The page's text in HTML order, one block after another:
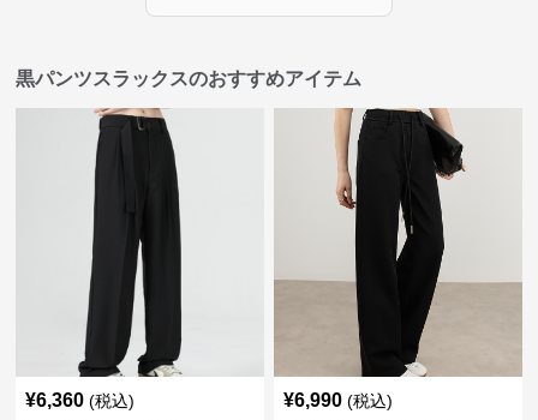
黒パンツスラックスのおすすめアイテム
¥6,360 (税込) ¥6,990 (税込)